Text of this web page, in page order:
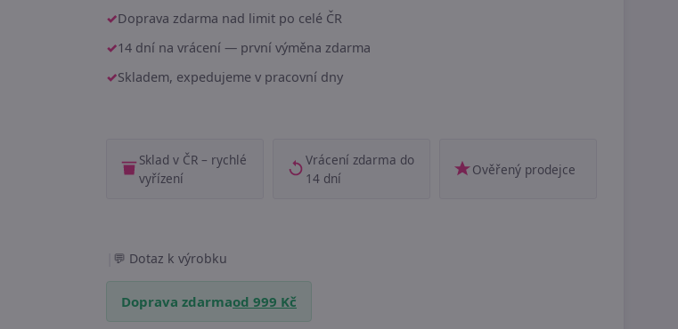
Doprava zdarma nad limit po celé ČR
14 dní na vrácení — první výměna zdarma
Skladem, expedujeme v pracovní dny
Sklad v ČR – rychlé
vyřízení
Vrácení zdarma do
14 dní
Ověřený prodejce
Dotaz k výrobku
Doprava zdarmaod 999 Kč